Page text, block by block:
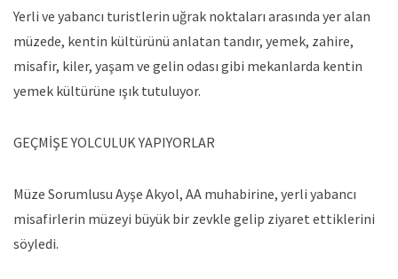
Yerli ve yabancı turistlerin uğrak noktaları arasında yer alan
müzede, kentin kültürünü anlatan tandır, yemek, zahire,
misafir, kiler, yaşam ve gelin odası gibi mekanlarda kentin
yemek kültürüne ışık tutuluyor.
GEÇMİŞE YOLCULUK YAPIYORLAR
Müze Sorumlusu Ayşe Akyol, AA muhabirine, yerli yabancı
misafirlerin müzeyi büyük bir zevkle gelip ziyaret ettiklerini
söyledi.